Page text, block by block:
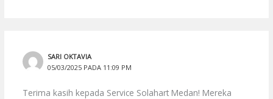
SARI OKTAVIA
05/03/2025 PADA 11:09 PM
Terima kasih kepada Service Solahart Medan! Mereka